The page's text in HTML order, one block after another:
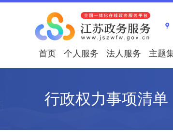
首页 个人服务 法人服务 主题
行政权力事项清单